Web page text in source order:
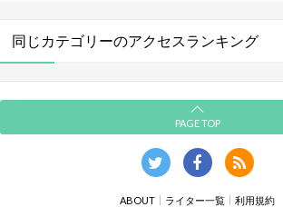
同じカテゴリーのアクセスランキング
PAGE TOP
ABOUT ライター一覧
利用規約